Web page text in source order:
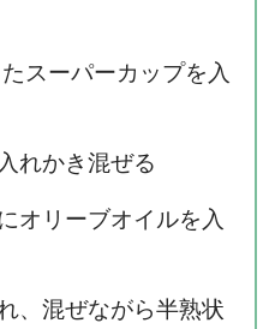
スーパーカップを入
れかき混ぜる
オリーブオイルを入
、混ぜながら半熟状